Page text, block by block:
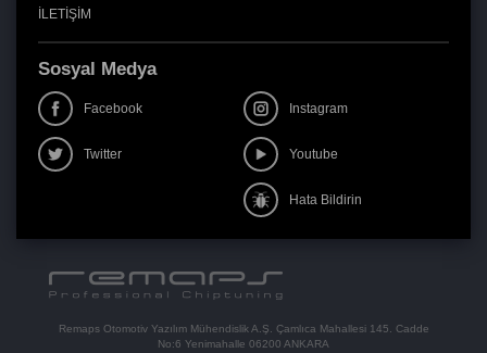
İLETİŞİM
Sosyal Medya
Facebook Instagram
Twitter Youtube
Hata Bildirin
Remaps Otomotiv Yazılım Mühendislik A.Ş. Çamlıca Mahallesi 145. Cadde
No:6 Yenimahalle 06200 ANKARA